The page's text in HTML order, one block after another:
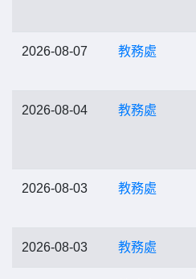
2026-08-07 教務處
2026-08-04 教務處
2026-08-03 教務處
2026-08-03 教務處